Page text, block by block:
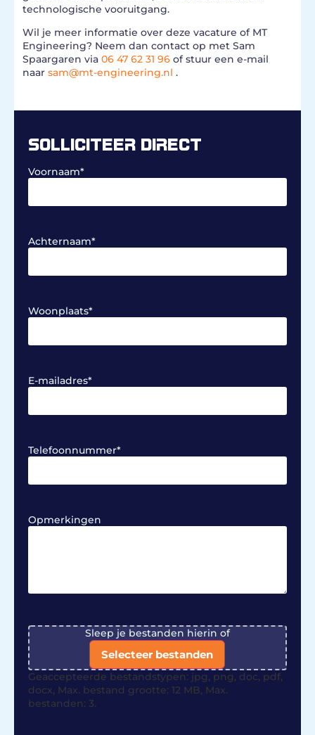
technologische vooruitgang.
Wil je meer informatie over deze vacature of MT
Engineering? Neem dan contact op met Sam
Spaargaren via 06 47 62 31 96 of stuur een e-mail
naar sam@mt-engineering.nl .
SOLLICITEER DIRECT
Voornaam*
Achternaam*
Woonplaats*
E-mailadres*
Telefoonnummer*
Opmerkingen
File Sleep je bestanden hierin of
Selecteer bestanden
Geaccepteerde bestandstypen: jpg, png, doc, pdf,
docx, Max. bestand grootte: 12 MB, Max.
bestanden: 3.